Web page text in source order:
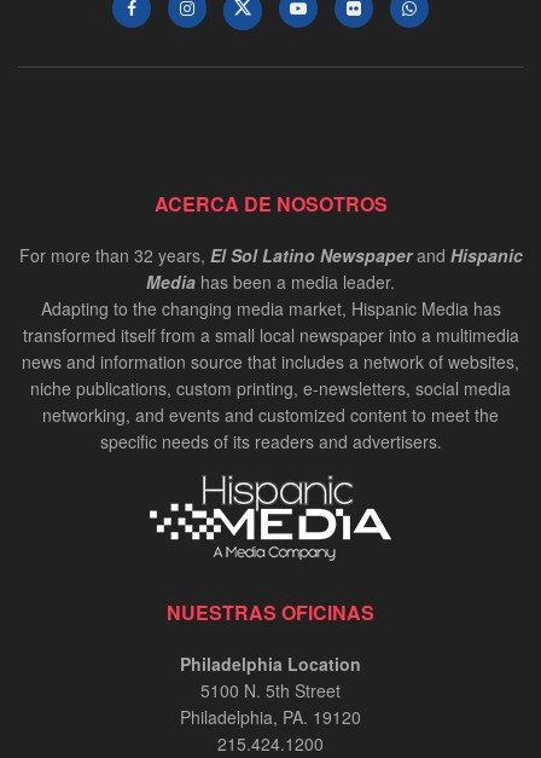
ACERCA DE NOSOTROS
For more than 32 years, El Sol Latino Newspaperand Hispanic
Media has been a media leader.
Adapting to the changing media market, Hispanic Media has
transformed itself from a small local newspaper into a multimedia
news and information source that includes a network of websites,
niche publications, custom printing, e-newsletters, social media
networking, and events and customized content to meet the
specific needs of its readers and advertisers.
NUESTRAS OFICINAS
Philadelphia Location
5100 N. 5th Street
Philadelphia, PA. 19120
215.424.1200